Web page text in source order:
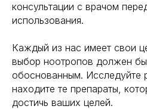
консультации с врачом
использования.
Каждый из нас имеет свои
выбор ноотропов должен
обоснованным. Исследуйте
находите те препараты,
достичь ваших целей.